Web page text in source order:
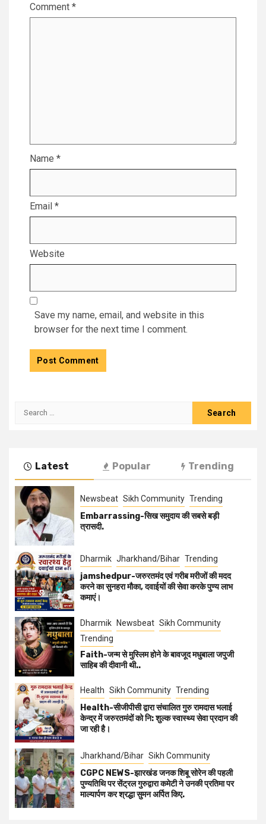
Comment *
Name *
Email *
Website
Save my name, email, and website in this
browser for the next time I comment.
Latest Popular Trending
Newsbeat Sikh Community Trending
Embarrassing-सिख समुदाय की सबसे बड़ी
त्रासदी.
Dharmik Jharkhand/Bihar Trending
jamshedpur-जरुरतमंद एवं गरीब मरीजों की मदद
करने का सुनहरा मौका, दवाईयों की सेवा करके पुण्य लाभ
कमाएं।
Dharmik Newsbeat Sikh Community
Trending
Faith-जन्म से मुस्लिम होने के बावजूद मधुबाला जपुजी
साहिब की दीवानी थी..
Health Sikh Community Trending
Health-सीजीपीसी द्वारा संचालित गुरु रामदास भलाई
केन्द्र में जरुरतमंदों को नि: शुल्क स्वास्थ्य सेवा प्रदान की
जा रही है।
Jharkhand/Bihar Sikh Community
CGPC NEWS-झारखंड जनक शिबू सोरेन की पहली
पुण्यतिथि पर सेंट्रल गुरुद्वारा कमेटी ने उनकी प्रतिमा पर
माल्यार्पण कर श्रद्धा सुमन अर्पित किए.